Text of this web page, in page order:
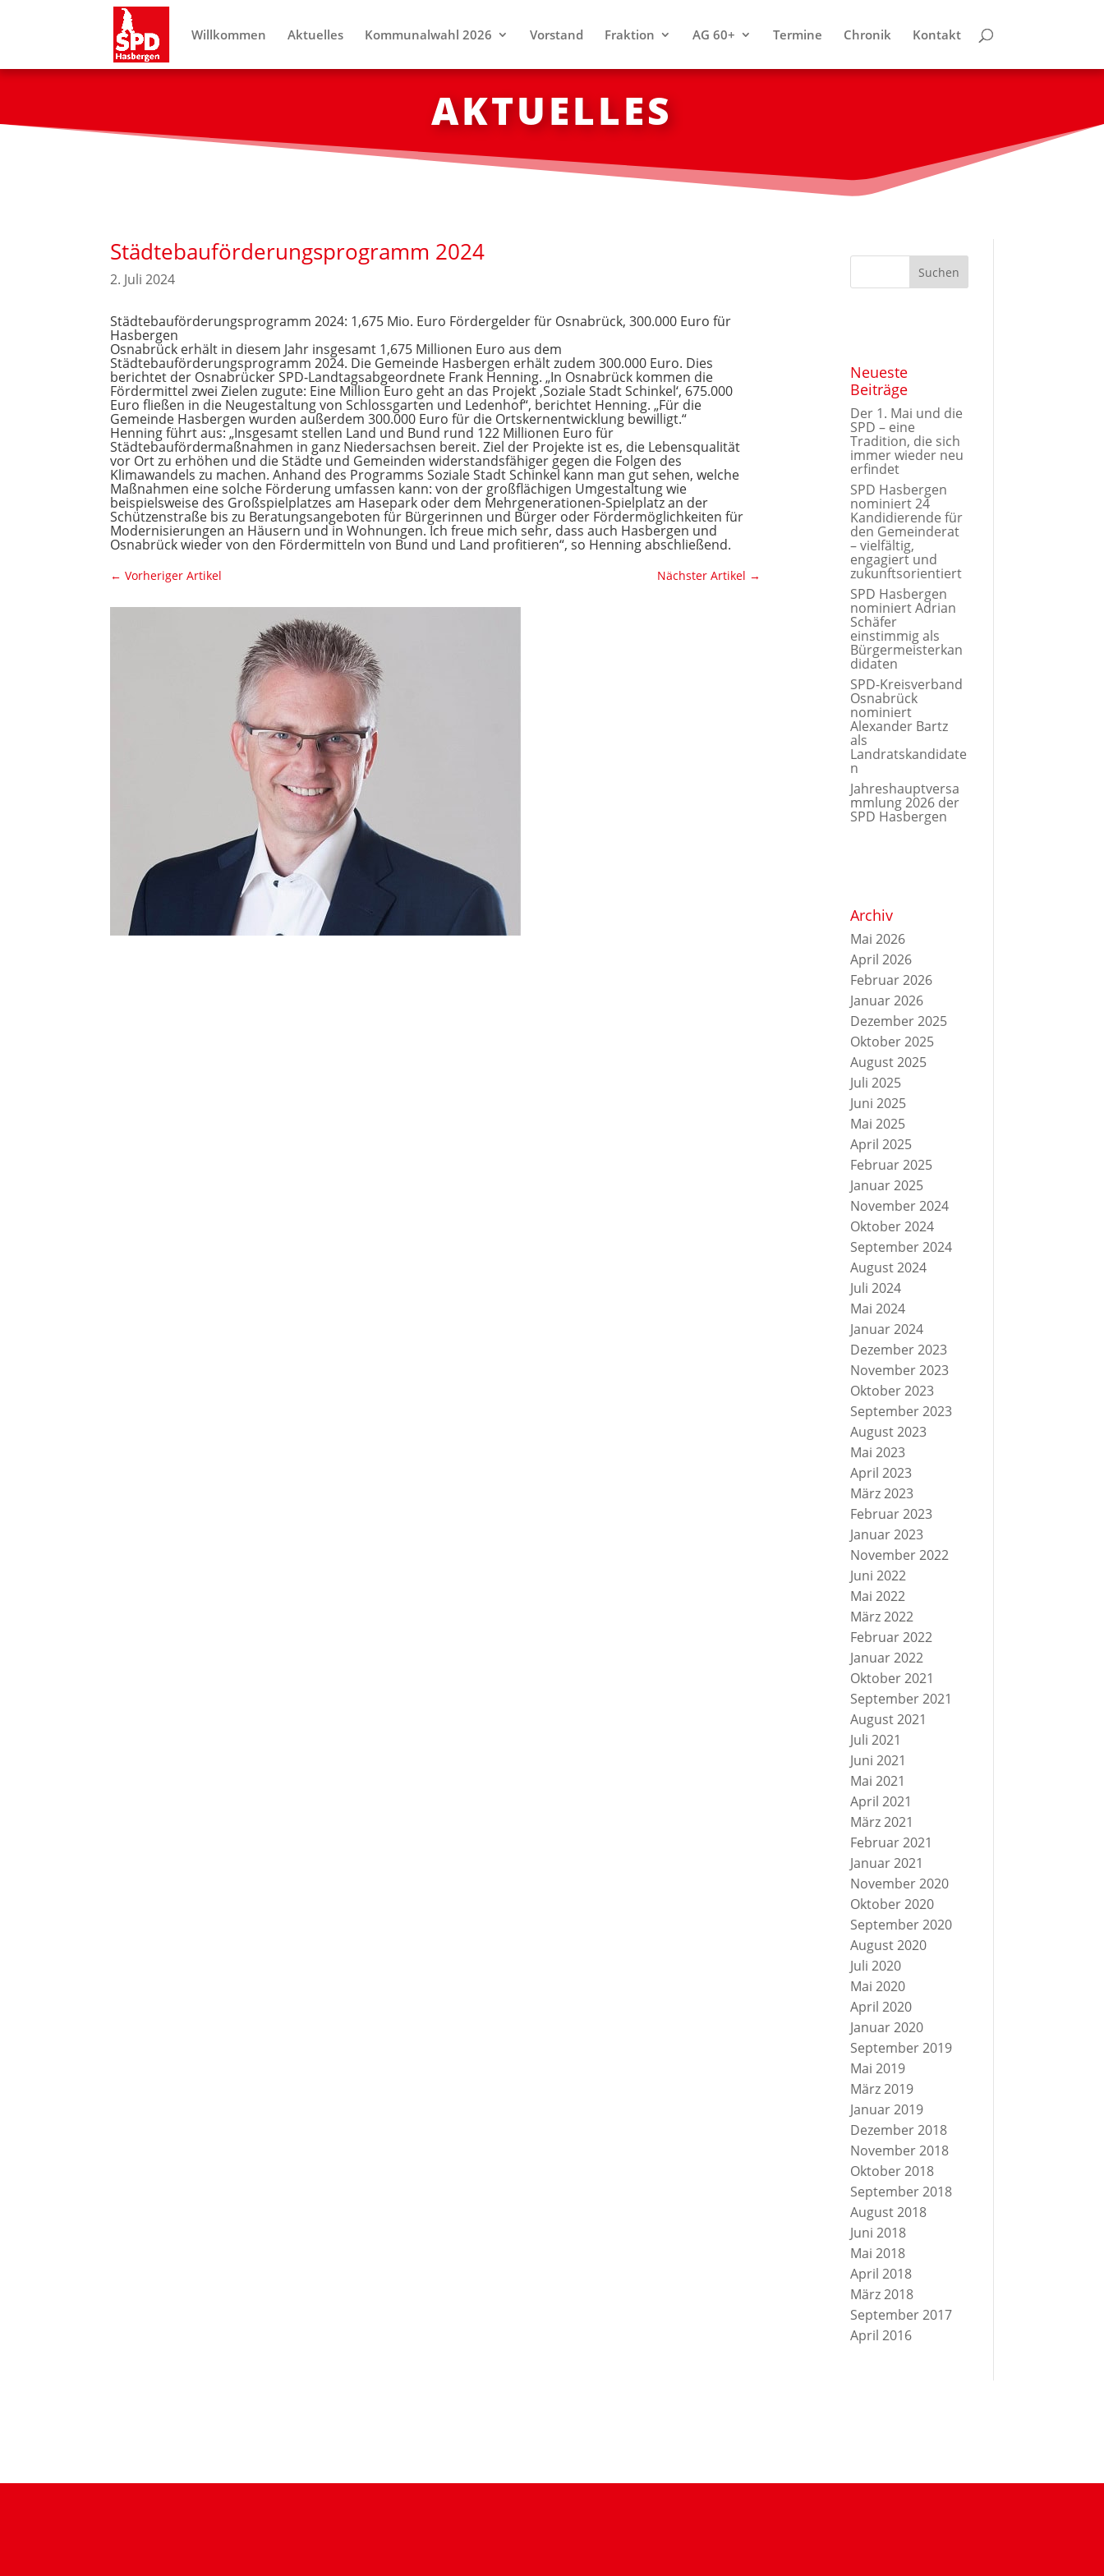
Willkommen Aktuelles Kommunalwahl 2026 Vorstand Fraktion AG 60+ Termine Chronik Kontakt
AKTUELLES
Städtebauförderungsprogramm 2024
2. Juli 2024
Städtebauförderungsprogramm 2024: 1,675 Mio. Euro Fördergelder für Osnabrück, 300.000 Euro für
Hasbergen
Osnabrück erhält in diesem Jahr insgesamt 1,675 Millionen Euro aus dem
Städtebauförderungsprogramm 2024. Die Gemeinde Hasbergen erhält zudem 300.000 Euro. Dies
berichtet der Osnabrücker SPD-Landtagsabgeordnete Frank Henning. „In Osnabrück kommen die
Fördermittel zwei Zielen zugute: Eine Million Euro geht an das Projekt ‚Soziale Stadt Schinkel‘, 675.000
Euro fließen in die Neugestaltung von Schlossgarten und Ledenhof“, berichtet Henning. „Für die
Gemeinde Hasbergen wurden außerdem 300.000 Euro für die Ortskernentwicklung bewilligt.“
Henning führt aus: „Insgesamt stellen Land und Bund rund 122 Millionen Euro für
Städtebaufördermaßnahmen in ganz Niedersachsen bereit. Ziel der Projekte ist es, die Lebensqualität
vor Ort zu erhöhen und die Städte und Gemeinden widerstandsfähiger gegen die Folgen des
Klimawandels zu machen. Anhand des Programms Soziale Stadt Schinkel kann man gut sehen, welche
Maßnahmen eine solche Förderung umfassen kann: von der großflächigen Umgestaltung wie
beispielsweise des Großspielplatzes am Hasepark oder dem Mehrgenerationen-Spielplatz an der
Schützenstraße bis zu Beratungsangeboten für Bürgerinnen und Bürger oder Fördermöglichkeiten für
Modernisierungen an Häusern und in Wohnungen. Ich freue mich sehr, dass auch Hasbergen und
Osnabrück wieder von den Fördermitteln von Bund und Land profitieren“, so Henning abschließend.
←Vorheriger Artikel Nächster Artikel →
Neueste
Beiträge
Der 1. Mai und die
SPD – eine
Tradition, die sich
immer wieder neu
erfindet
SPD Hasbergen
nominiert 24
Kandidierende für
den Gemeinderat
– vielfältig,
engagiert und
zukunftsorientiert
SPD Hasbergen
nominiert Adrian
Schäfer
einstimmig als
Bürgermeisterkan
didaten
SPD-Kreisverband
Osnabrück
nominiert
Alexander Bartz
als
Landratskandidate
n
Jahreshauptversa
mmlung 2026 der
SPD Hasbergen
Archiv
Mai 2026
April 2026
Februar 2026
Januar 2026
Dezember 2025
Oktober 2025
August 2025
Juli 2025
Juni 2025
Mai 2025
April 2025
Februar 2025
Januar 2025
November 2024
Oktober 2024
September 2024
August 2024
Juli 2024
Mai 2024
Januar 2024
Dezember 2023
November 2023
Oktober 2023
September 2023
August 2023
Mai 2023
April 2023
März 2023
Februar 2023
Januar 2023
November 2022
Juni 2022
Mai 2022
März 2022
Februar 2022
Januar 2022
Oktober 2021
September 2021
August 2021
Juli 2021
Juni 2021
Mai 2021
April 2021
März 2021
Februar 2021
Januar 2021
November 2020
Oktober 2020
September 2020
August 2020
Juli 2020
Mai 2020
April 2020
Januar 2020
September 2019
Mai 2019
März 2019
Januar 2019
Dezember 2018
November 2018
Oktober 2018
September 2018
August 2018
Juni 2018
Mai 2018
April 2018
März 2018
September 2017
April 2016